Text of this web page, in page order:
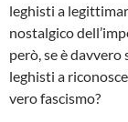
leghisti a
nostalgico
però, se è
leghisti a
vero fascismo?